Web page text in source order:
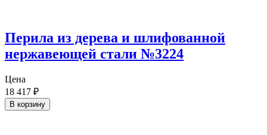
Перила из дерева и шлифованной
нержавеющей стали №3224
Цена
18 417 ₽
В корзину